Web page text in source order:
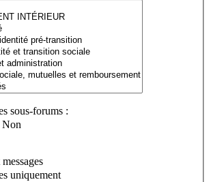
sous-forums :
Non
uniquement